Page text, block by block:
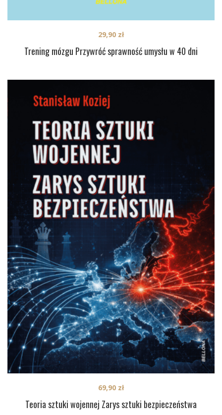
Trening mózgu Przywróć sprawność umysłu w 40 dni
29,90 zł
Teoria sztuki wojennej Zarys sztuki bezpieczeństwa
69,90 zł